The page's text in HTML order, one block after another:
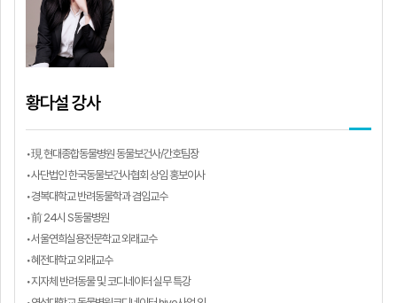
황다설 강사
•現 현대종합동물병원 동물보건사/간호팀장
•사단법인 한국동물보건사협회 상임 홍보이사
•경복대학교 반려동물학과 겸임교수
•前 24시 S동물병원
•서울연희실용전문학교 외래교수
•혜전대학교 외래교수
•지자체 반려동물 및 코디네이터 실무 특강